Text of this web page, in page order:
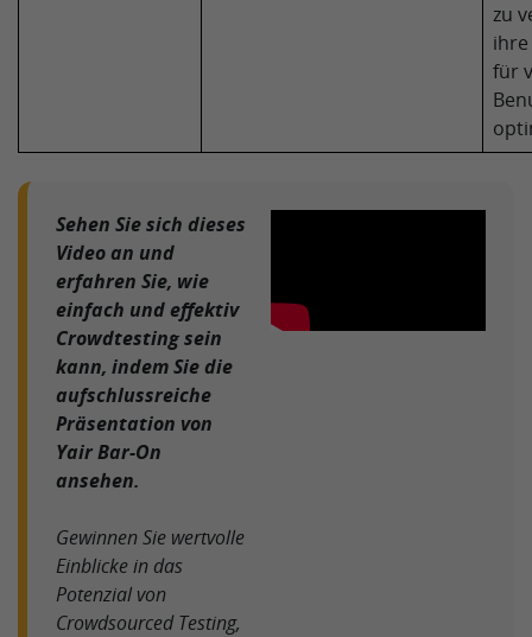
zu
für
Sehen Sie sich dieses
Video an und
erfahren Sie, wie
einfach und effektiv
Crowdtesting sein
kann, indem Sie die
aufschlussreiche
Präsentation von
Yair Bar-On
ansehen.
Gewinnen Sie wertvolle
Einblicke in das
Potenzial von
Crowdsourced Testing,